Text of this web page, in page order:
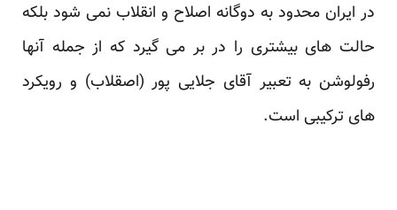
در ایران محدود به دوگانه اصلاح و انقلاب نمی شود بلکه
حالت های بیشتری را در بر می گیرد که از جمله آنها
رفولوشن به تعبیر آقای جلایی پور (اصقلاب) و رویکرد
های ترکیبی است.